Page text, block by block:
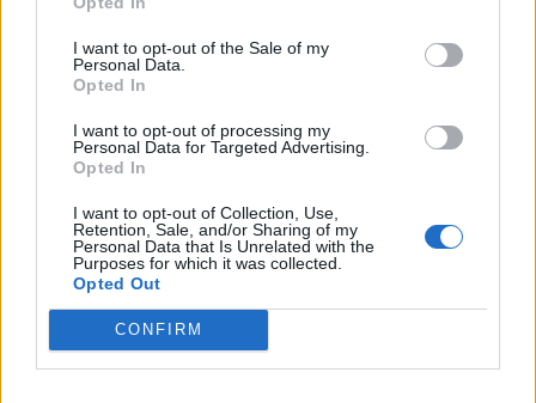
I want to opt-out of the Sale of my
Personal Data.
Opted In
I want to opt-out of processing my
Personal Data for Targeted Advertising.
Opted In
I want to opt-out of Collection, Use,
Retention, Sale, and/or Sharing of my
Personal Data that Is Unrelated with the
Purposes for which it was collected.
Opted Out
CONFIRM
2026. augusztus 06., csütörtök
Villamosenergia-válság
enyhítéséről szóló intézkedéseket